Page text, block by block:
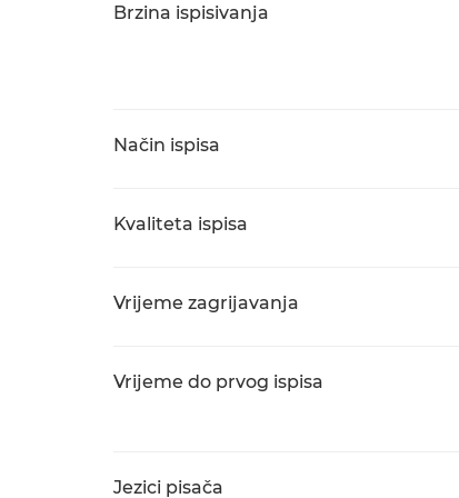
Brzina ispisivanja
Način ispisa
Kvaliteta ispisa
Vrijeme zagrijavanja
Vrijeme do prvog ispisa
Jezici pisača